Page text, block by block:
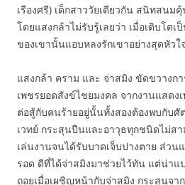
เรืองศรี) เด็กสาววัยเดียวกัน สนิทสนม
โดยแสงกล้าไม่รับรู้เลยว่า เมื่อเติบโต
ของเขานั้นแอบหลงรักเขาอย่างสุดหัวใจ
แสงกล้า คราม และ จ่าสมิง ขัดขวาง
เพชรยอดสังข์ไชยมงคล จากงานแสด
ต่อสู้กับคนร้ายอยู่นั้นทั้งสองต้องพบกับศั
เวทย์ กระสุนปืนและอาวุธทุกชนิดไม่ส
เล่นงานจนได้รับบาดเจ็บปางตาย ส่วน
รอด ดีที่ได้จ่าสมิงมาช่วยไว้ทัน แต่น่าแ
ถอยเมื่อเผชิญหน้ากับจ่าสมิง กระสุนจา